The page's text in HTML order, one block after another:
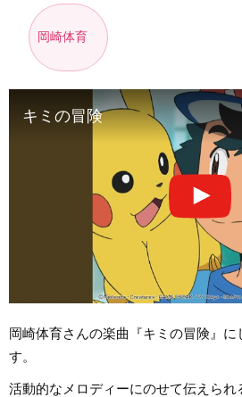
岡崎体育
キミの冒険
岡崎体育さんの楽曲『キミの冒険』に
す。
活動的なメロディーにのせて伝えら